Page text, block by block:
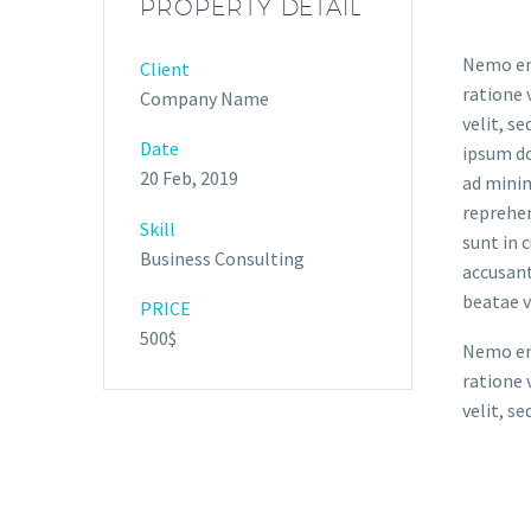
PROPERTY DETAIL
Client
Company Name
Date
20 Feb, 2019
Skill
Business Consulting
PRICE
500$
Nemo
ratione
velit,
ipsum
ad
sunt in
beatae
Nemo
ratione
velit,